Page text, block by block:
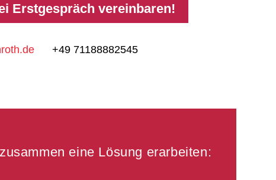
Erstgespräch vereinbaren!
+49 71188882545
eine Lösung erarbeiten: